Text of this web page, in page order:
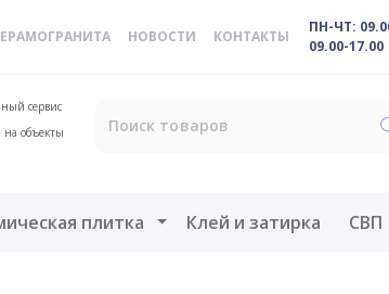
НОВОСТИ КОНТАКТЫ
ПН-ЧТ:
09.00-17.00
сервис
на объекты
меню плитка Открыть меню
Клей и затирка СВП